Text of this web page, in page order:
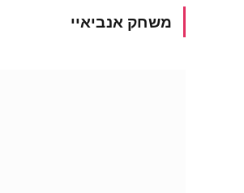
משחק אנביאיי